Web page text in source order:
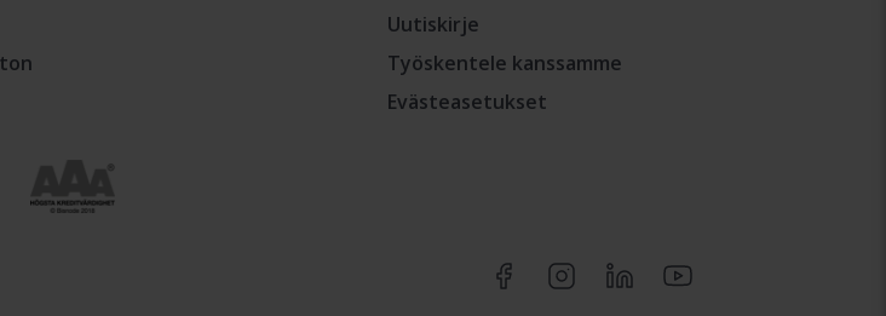
Uutiskirje
Työskentele kanssamme
Evästeasetukset